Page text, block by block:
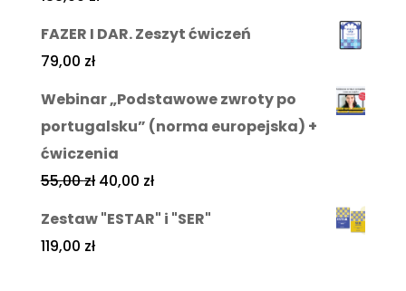
FAZER I DAR. Zeszyt ćwiczeń
79,00 zł
Webinar „Podstawowe zwroty po
portugalsku” (norma europejska) +
ćwiczenia
55,00zł 40,00 zł
Zestaw "ESTAR" i "SER"
119,00 zł